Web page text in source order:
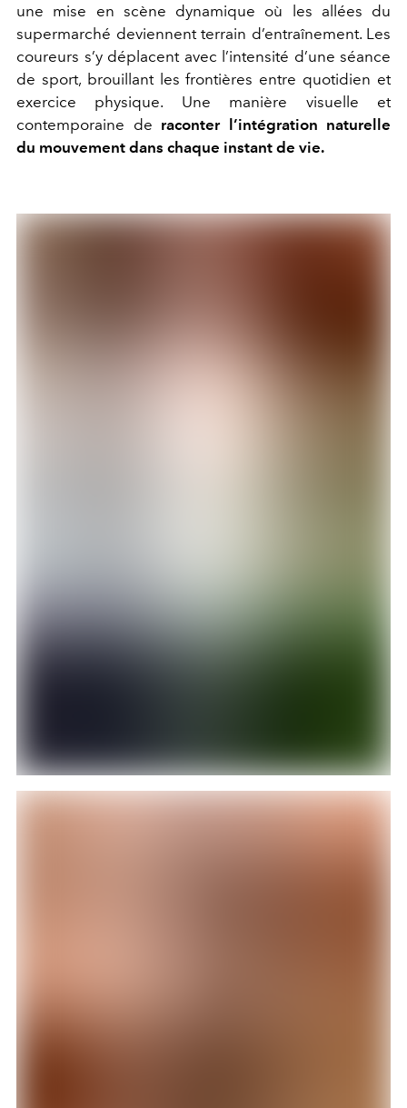
une mise en scène dynamique où les allées du
supermarché deviennent terrain d’entraînement. Les
coureurs s’y déplacent avec l’intensité d’une séance
de sport, brouillant les frontières entre quotidien et
exercice physique. Une manière visuelle et
contemporaine de raconter l’intégration naturelle
du mouvement dans chaque instant de vie.